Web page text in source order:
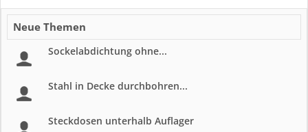
Neue Themen
Sockelabdichtung ohne...
Stahl in Decke durchbohren...
Steckdosen unterhalb Auflager